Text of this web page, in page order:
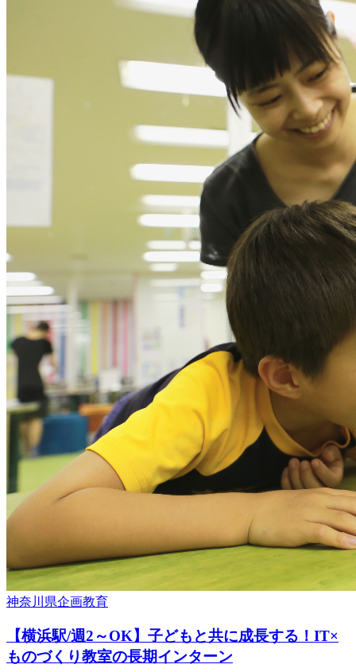
神奈川県企画教育
【横浜駅/週2～OK】子どもと共に成長する！IT×
ものづくり教室の長期インターン